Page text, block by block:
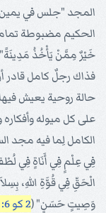
المجد "جلس في يمين
الحكيم مضبوطة
خَيْرٌ مِمَّنْ يَأْخُذُ
فذاك رجلٌ كامل قادر
حالة روحية يعيش
على كل ميوله وأفكاره
الكامل لِما فيه مجد
فِي عِلْمٍ فِي أَنَاةٍ فِي
الْحَقِّ فِي قُوَّةِ اللهِ،
وَصِيتٍ حَسَنٍ" (2 كو 6: 6